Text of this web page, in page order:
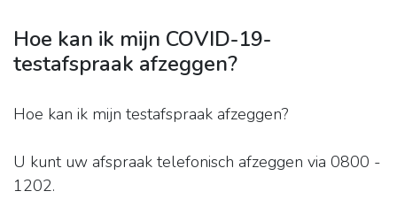
Hoe kan ik mijn COVID-19-
testafspraak afzeggen?
Hoe kan ik mijn testafspraak afzeggen?
U kunt uw afspraak telefonisch afzeggen via 0800 -
1202.